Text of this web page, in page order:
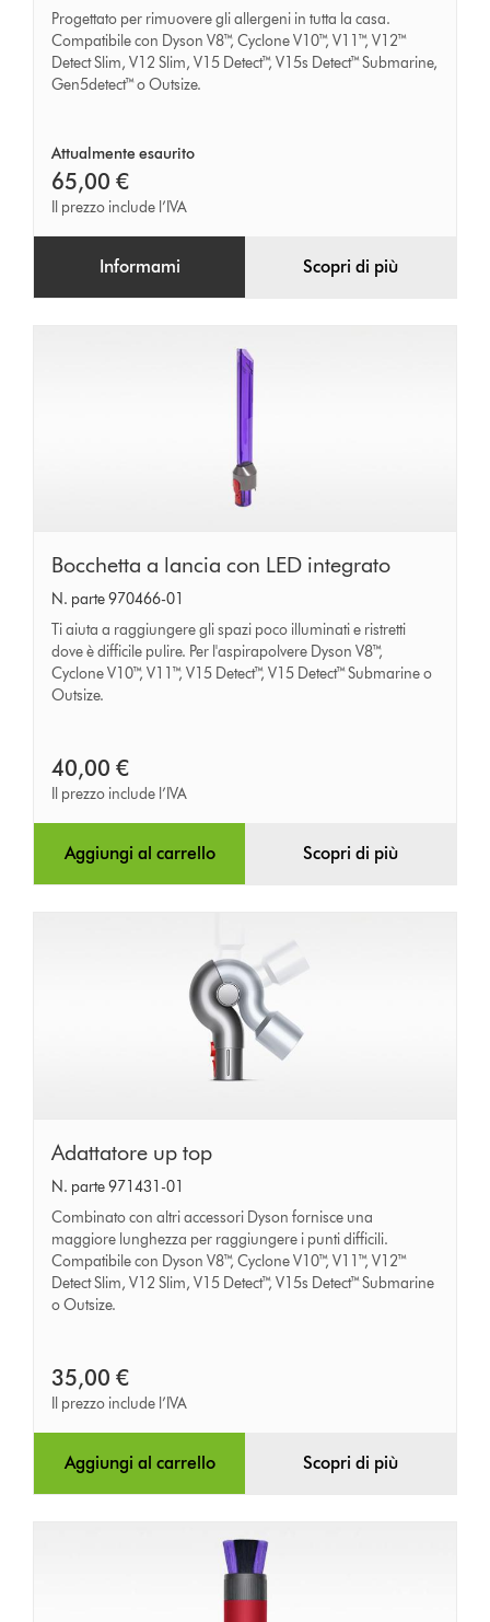
Allergia
Progettato per rimuovere gli allergeni in tutta la casa.
Compatibile con Dyson V8™, Cyclone V10™, V11™, V12™
Detect Slim, V12 Slim, V15 Detect™, V15s Detect™ Submarine,
Gen5detect™ o Outsize.
Attualmente esaurito
65,00 €
Il prezzo include l’IVA
Informami Scopri di più
Bocchetta
a
lancia
con
LED
Bocchetta a lancia con LED integrato
N. parte 970466-01
Ti aiuta a raggiungere gli spazi poco illuminati e ristretti
dove è difficile pulire. Per l'aspirapolvere Dyson V8™,
Cyclone V10™, V11™, V15 Detect™, V15 Detect™ Submarine o
Outsize.
40,00 €
Il prezzo include l’IVA
Aggiungi al carrello Scopri di più
Adattatore
up
top
Adattatore up top
N. parte 971431-01
Combinato con altri accessori Dyson fornisce una
maggiore lunghezza per raggiungere i punti difficili.
Compatibile con Dyson V8™, Cyclone V10™, V11™, V12™
Detect Slim, V12 Slim, V15 Detect™, V15s Detect™ Submarine
o Outsize.
35,00 €
Il prezzo include l’IVA
Aggiungi al carrello Scopri di più